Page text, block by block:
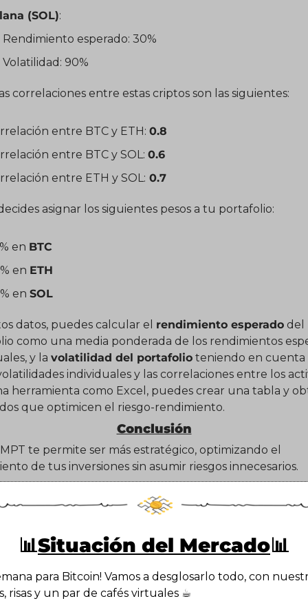
(SOL):
Rendimiento esperado: 30%
Volatilidad: 90%
correlaciones entre estas criptos son las siguientes:
entre BTC y ETH: 0.8
entre BTC y SOL: 0.6
entre ETH y SOL: 0.7
asignar los siguientes pesos a tu portafolio:
en BTC
en ETH
en SOL
datos, puedes calcular el rendimiento esperado del
como una media ponderada de los rendimientos
y la volatilidad del portafolio teniendo en cuenta
individuales y las correlaciones entre los
herramienta como Excel, puedes crear una tabla y
que optimicen el riesgo-rendimiento.
Conclusión
te permite ser más estratégico, optimizando el
de tus inversiones sin asumir riesgos innecesarios.
📊Situación del Mercado📊
para Bitcoin! Vamos a desglosarlo todo, con
risas y un par de cafés virtuales ☕️